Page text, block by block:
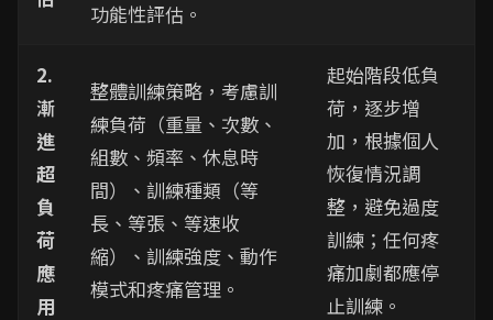
功能性評估。
2.
漸
進
超
負
荷
應
用
整體訓練策略，考慮訓
練負荷（重量、次數、
組數、頻率、休息時
間）、訓練種類（等
長、等張、等速收
縮）、訓練強度、動作
模式和疼痛管理。
起始階段低負
荷，逐步增
加，根據個人
恢復情況調
整，避免過度
訓練；任何疼
痛加劇都應停
止訓練。